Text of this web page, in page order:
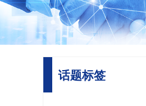
话题标签